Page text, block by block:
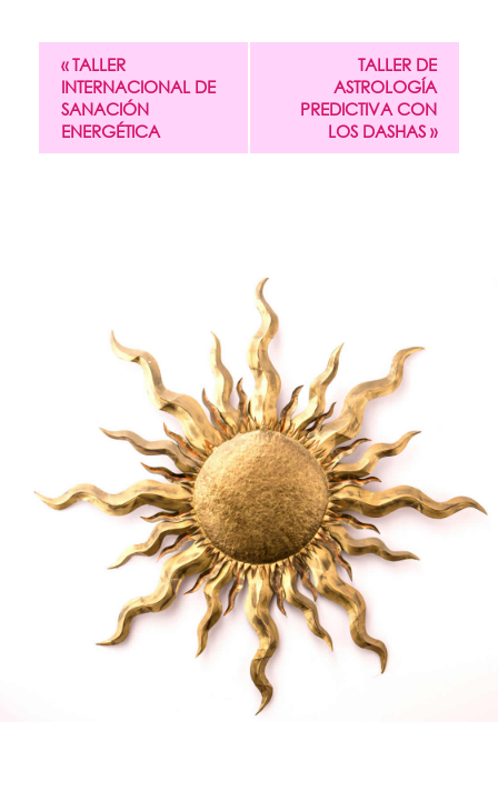
«TALLER
INTERNACIONAL DE
SANACIÓN
ENERGÉTICA
TALLER DE
ASTROLOGÍA
PREDICTIVA CON
LOS DASHAS »